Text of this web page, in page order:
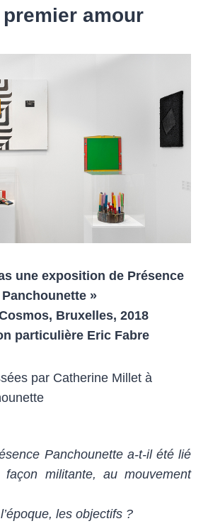
amour
une exposition de Présence
Panchounette »
Bruxelles, 2018
particulière Eric Fabre
par Catherine Millet à
Panchounette a-t-il été lié
façon militante, au mouvement
les objectifs ?